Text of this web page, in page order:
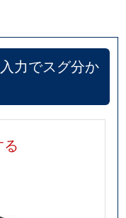
力でスグ分か